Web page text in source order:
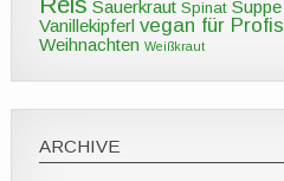
Sauerkraut Spinat Suppe
Vanillekipferl vegan für Profis
Weihnachten Weißkraut
ARCHIVE